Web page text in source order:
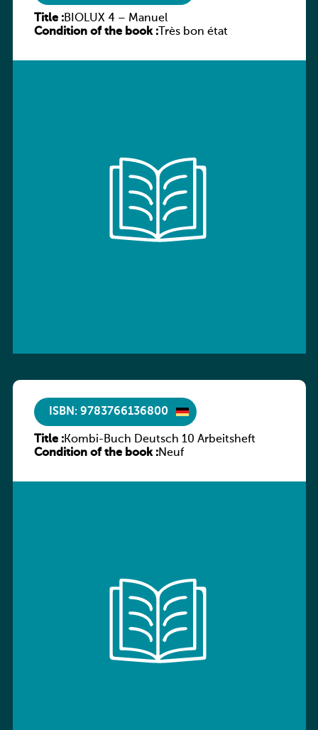
Title :BIOLUX 4 – Manuel
Condition of the book :Très bon état
ISBN: 9783766136800
Title :Kombi-Buch Deutsch 10 Arbeitsheft
Condition of the book :Neuf